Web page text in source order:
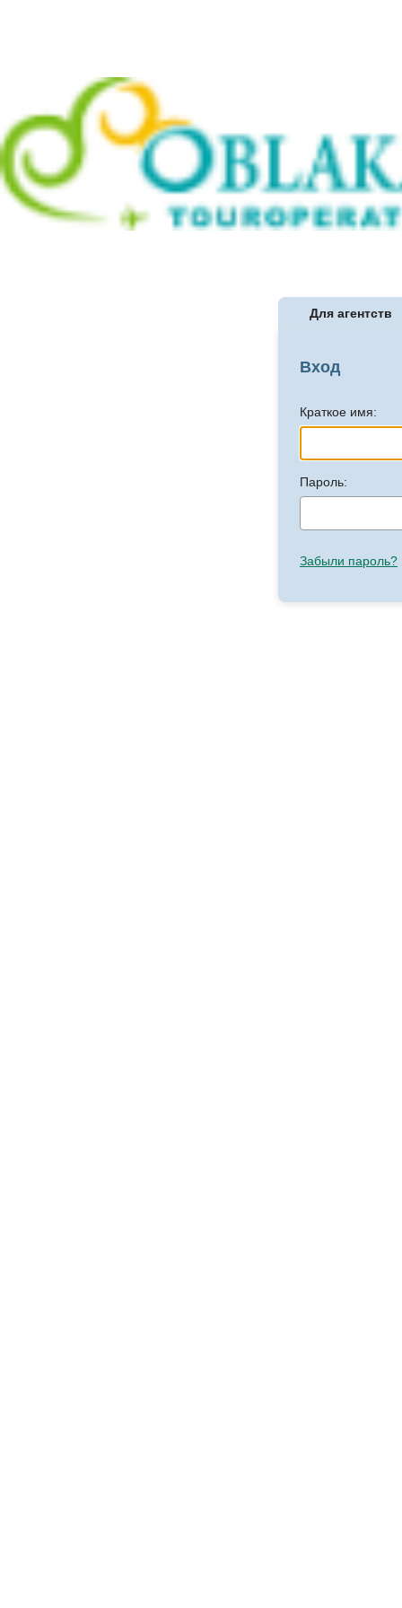
Для агентств
Вход
Краткое имя:
Пароль:
Забыли пароль?